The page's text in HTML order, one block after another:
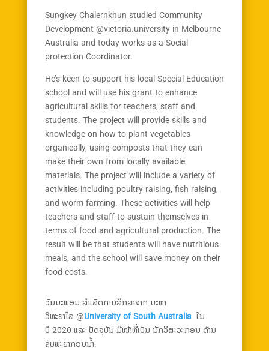
Sungkey Chalernkhun studied Community
Development @victoria.university in Melbourne
Australia and today works as a Social
protection Coordinator.
He’s keen to support his local Special Education
school and will use his grant to enhance
agricultural skills for teachers, staff and
students. The project will provide skills and
knowledge on how to plant vegetables
organically, using composts that they can
make their own from locally available
materials. The project will include a variety of
activities including poultry raising, fish raising,
and worm farming. These activities will help
teachers and staff to sustain themselves in
terms of food and agricultural production. The
result will be that students will have nutritious
meals, and the school will save money on their
food costs.
ວັນນະພອນ ສຳເລັດການສຶກສາຈາກ ມະຫາ
ວິທະຍາໄລ @University of South Australiaໃນ
ປີ 2020 ແລະ ປັດຈຸບັນ ມີໜ້າທີ່ເປັນ ນັກວິສະວະກອນ ດ້ານ
ຊັບພະຍາກອນນ້ຳ.